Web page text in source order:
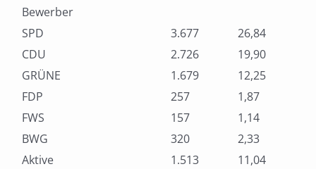
Bewerber
SPD
3.677
26,84
CDU
2.726
19,90
GRÜNE
1.679
12,25
FDP
257
1,87
FWS
157
1,14
BWG
320
2,33
Aktive
1.513
11,04